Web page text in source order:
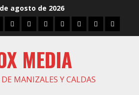
agosto de 2026
Municipios
Vías
Zona
Verde
Caricatura
ConarteCrónicas
MEDIA
MANIZALES Y CALDAS